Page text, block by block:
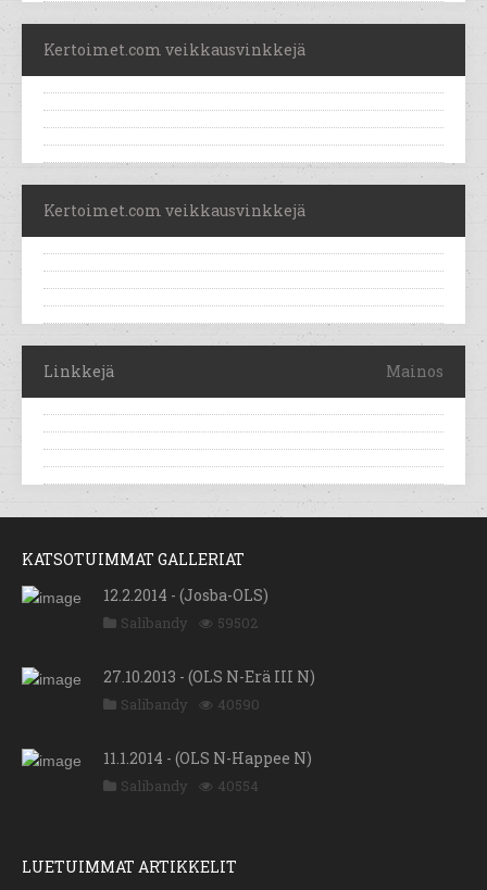
Kertoimet.com veikkausvinkkejä
Kertoimet.com veikkausvinkkejä
Linkkejä Mainos
KATSOTUIMMAT GALLERIAT
12.2.2014 - (Josba-OLS)
Salibandy 59502
27.10.2013 - (OLS N-Erä III N)
Salibandy 40590
11.1.2014 - (OLS N-Happee N)
Salibandy 40554
LUETUIMMAT ARTIKKELIT